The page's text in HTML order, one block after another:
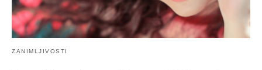
ZANIMLJIVOSTI